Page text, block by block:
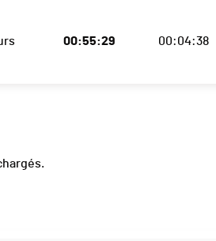
00:55:29 00:04:38